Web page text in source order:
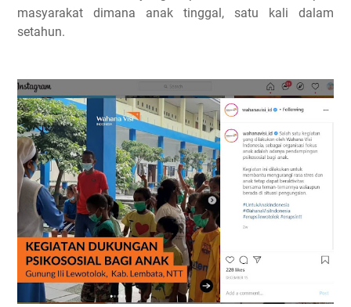
masyarakat dimana anak tinggal, satu kali dalam
setahun.